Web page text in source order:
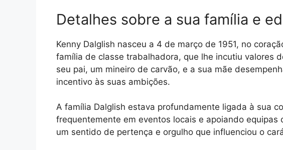
Detalhes sobre a sua família e
Kenny Dalglish nasceu a 4 de março de 1951, no
família de classe trabalhadora, que lhe incutiu valores
seu pai, um mineiro de carvão, e a sua mãe
incentivo às suas ambições.
A família Dalglish estava profundamente ligada à sua
frequentemente em eventos locais e apoiando
um sentido de pertença e orgulho que influenciou o